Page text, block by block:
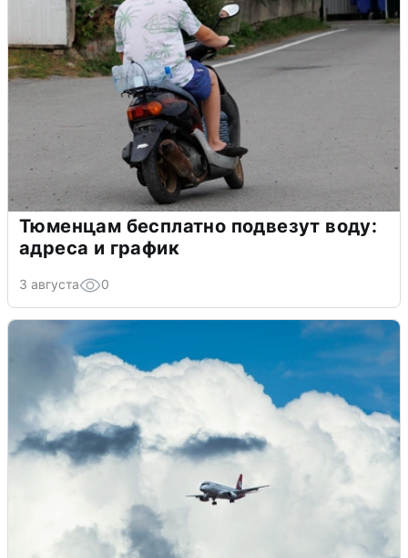
Тюменцам бесплатно подвезут воду:
адреса и график
3 августа 0